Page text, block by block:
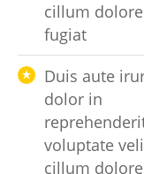
cillum
fugiat
Duis aute
dolor in
voluptate
cillum